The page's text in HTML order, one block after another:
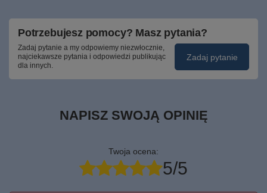
Potrzebujesz pomocy? Masz pytania?
Zadaj pytanie a my odpowiemy niezwłocznie,
najciekawsze pytania i odpowiedzi publikując
dla innych.
Zadaj pytanie
NAPISZ SWOJĄ OPINIĘ
Twoja ocena:
5/5